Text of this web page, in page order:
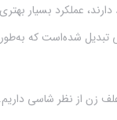
عملکرد بسیار
تبدیل شده‌است که
زن از نظر شاسی داریم.